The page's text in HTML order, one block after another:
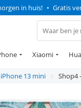
in huis! • Gratis
Xiaomi
iPhone 13 mini Shop4